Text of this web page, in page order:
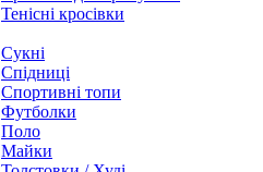
Тенісні кросівки
Сукні
Спідниці
Спортивні топи
Футболки
Поло
Майки